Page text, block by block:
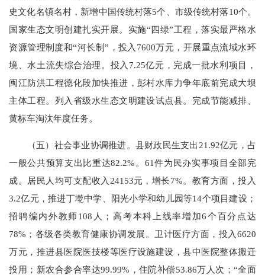
史文化名镇名村，新增中国传统村落5个、市级传统村落10个。
国家生态文明创建扎实开展。实施“四绿”工程，落实最严格水
资源管理制度和“河长制”，投入7600万元，开展重点流域水环
境、水土流失综合治理。投入7.25亿元，完成一批水利项目，
闽江防洪工程德化段加快推进，彭村水库力争年底前完成大坝
主体工程。列入省级水生态文明建设试点县。完成节能减排、
黄标车淘汰年度任务。
（五）社会事业协调推进。县财政民生支出21.92亿元，占
一般公共预算支出比重达82.2%。61件为民办实事项目全部完
成。居民人均可支配收入24153元，增长7%。教育方面，投入
3.2亿元，推进丁墘中学、阳光小学和幼儿园等14个项目建设；
招聘编内外教师108人；高考本科上线率增加6个百分点达
78%；各级各类教育健康协调发展。卫计医疗方面，投入6620
万元，推进县医院医技楼等医疗设施建设，县中医院整体搬迁
投用；新农合参合率达99.99%，住院补偿53.86万人次；“全面